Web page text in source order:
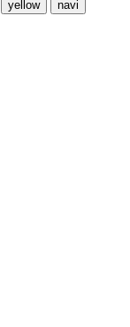
yellow
navi